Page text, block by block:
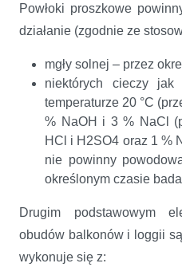
Powłoki proszkowe
działanie (zgodnie ze
mgły solnej – przez
niektórych cieczy
temperaturze 20 °C
% NaOH i 3 % NaCl
HCl i H2SO4 oraz 1 %
nie powinny
określonym czasie
Drugim podstawowym
obudów balkonów i loggii
wykonuje się z: